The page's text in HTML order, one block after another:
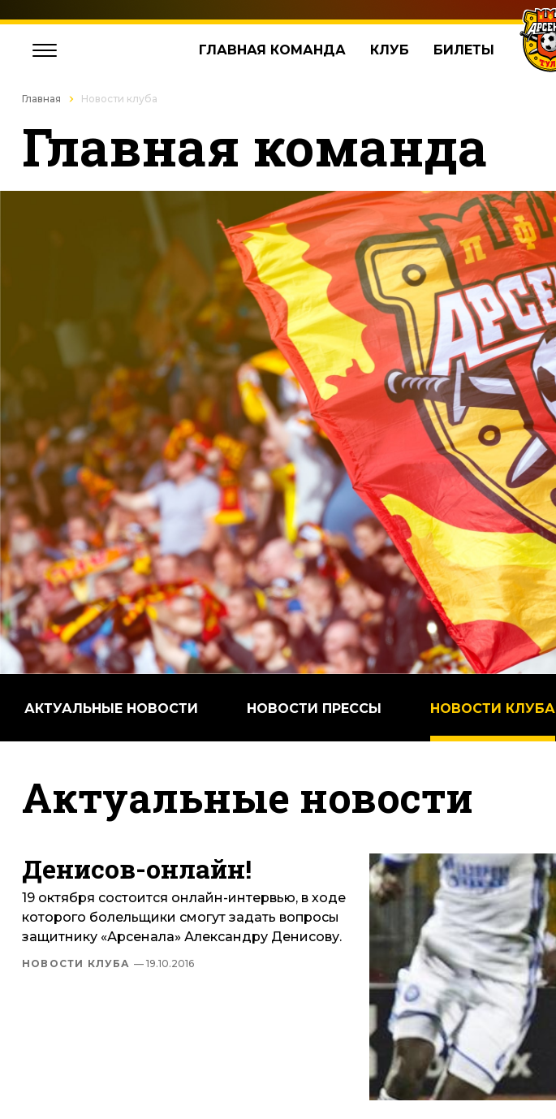
ГЛАВНАЯ КОМАНДА КЛУБ БИЛЕТЫ
Главная Новости клуба
Главная команда
АКТУАЛЬНЫЕ НОВОСТИ НОВОСТИ ПРЕССЫ НОВОСТИ КЛУБА
Актуальные новости
Денисов-онлайн!
19 октября состоится онлайн-интервью, в ходе
которого болельщики смогут задать вопросы
защитнику «Арсенала» Александру Денисову.
НОВОСТИ КЛУБА — 19.10.2016